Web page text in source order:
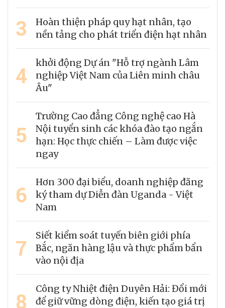
3
Hoàn thiện pháp quy hạt nhân, tạo
nền tảng cho phát triển điện hạt nhân
4
khởi động Dự án "Hỗ trợ ngành Lâm
nghiệp Việt Nam của Liên minh châu
Âu"
5
Trường Cao đẳng Công nghệ cao Hà
Nội tuyển sinh các khóa đào tạo ngắn
hạn: Học thực chiến – Làm được việc
ngay
6
Hơn 300 đại biểu, doanh nghiệp đăng
ký tham dự Diễn đàn Uganda - Việt
Nam
7
Siết kiểm soát tuyến biên giới phía
Bắc, ngăn hàng lậu và thực phẩm bẩn
vào nội địa
8
Công ty Nhiệt điện Duyên Hải: Đổi mới
để giữ vững dòng điện, kiến tạo giá trị